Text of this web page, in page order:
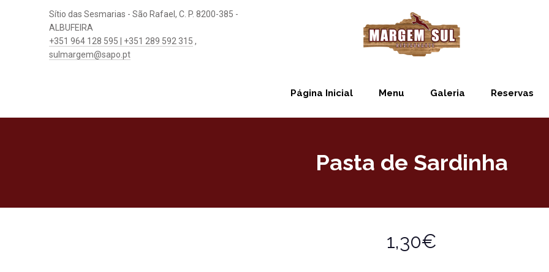
Sítio das Sesmarias - São Rafael, C. P. 8200-385 -
ALBUFEIRA
+351 964 128 595 | +351 289 592 315 ,
sulmargem@sapo.pt
Página Inicial Menu Galeria Reservas
Pasta de Sardinha
1,30€